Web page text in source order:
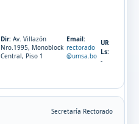
Dir: Av. Villazón
Nro.1995, Monoblock
Central, Piso 1
Email:
rectorado
@umsa.bo
UR
Ls:
-
Secretaría Rectorado